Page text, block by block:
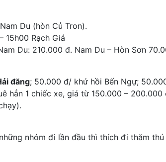
Du (hòn Củ Tron).
15h00 Rạch Giá
Du: 210.000 đ. Nam Du – Hòn Sơn
đăng; 50.000 đ/ khứ hồi Bến Ngự;
hẳn 1 chiếc xe, giá từ 150.000 –
nhóm đi lần đầu thì thích đi thăm